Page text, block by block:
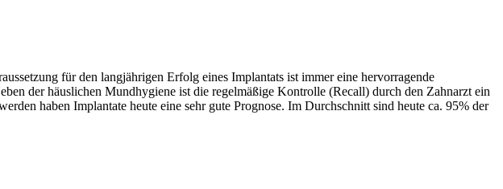
für den langjährigen Erfolg eines Implantats ist immer eine hervorragende
der häuslichen Mundhygiene ist die regelmäßige Kontrolle (Recall) durch den Zahnarzt ein
haben Implantate heute eine sehr gute Prognose. Im Durchschnitt sind heute ca. 95% der